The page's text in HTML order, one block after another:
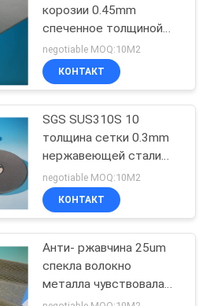
титана
39
корозии 0.45mm
спеченное толщиной
чувствовало
пористость 60%
negotiable MOQ:10М2
КОНТАКТ
SGS SUS310S 10
толщина сетки 0.3mm
нержавеющей стали
микрона
negotiable MOQ:10М2
КОНТАКТ
Анти- ржавчина 25um
спекла волокно
металла чувствовала
пористость 79% для